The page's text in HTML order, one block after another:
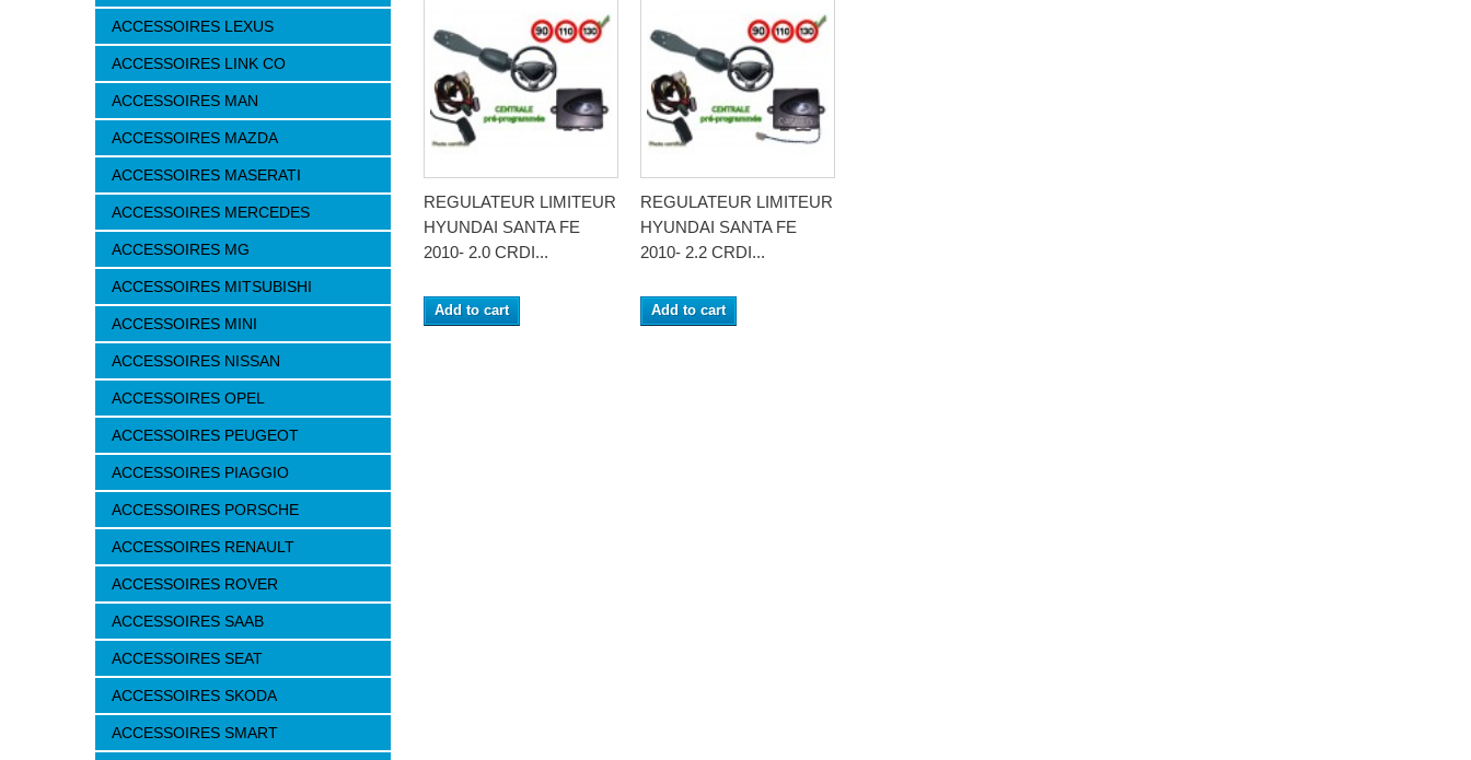
ACCESSOIRES LEXUS
ACCESSOIRES LINK CO
ACCESSOIRES MAN
ACCESSOIRES MAZDA
ACCESSOIRES MASERATI
ACCESSOIRES MERCEDES
ACCESSOIRES MG
ACCESSOIRES MITSUBISHI
ACCESSOIRES MINI
ACCESSOIRES NISSAN
ACCESSOIRES OPEL
ACCESSOIRES PEUGEOT
ACCESSOIRES PIAGGIO
ACCESSOIRES PORSCHE
ACCESSOIRES RENAULT
ACCESSOIRES ROVER
ACCESSOIRES SAAB
ACCESSOIRES SEAT
ACCESSOIRES SKODA
ACCESSOIRES SMART
REGULATEUR LIMITEUR
HYUNDAI SANTA FE
2010- 2.0 CRDI...
Add to cart
REGULATEUR LIMITEUR
HYUNDAI SANTA FE
2010- 2.2 CRDI...
Add to cart